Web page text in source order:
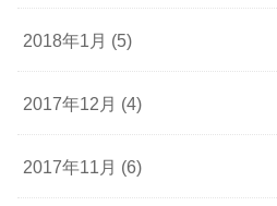
2018年1月 (5)
2017年12月 (4)
2017年11月 (6)